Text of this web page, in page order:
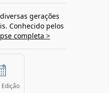
gerações
Conhecido pelos
completa >